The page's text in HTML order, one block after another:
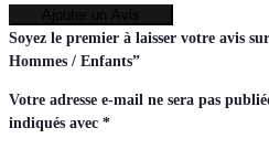
Soyez le premier à laisser votre avis
Hommes / Enfants”
Votre adresse e-mail ne sera pas
indiqués avec *